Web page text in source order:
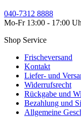
040-7312 8888
Mo-Fr 13:00 - 17:00
Shop Service
Frischeversand
Kontakt
Liefer- und
Widerrufsrecht
Rückgabe und
Bezahlung und
Allgemeine